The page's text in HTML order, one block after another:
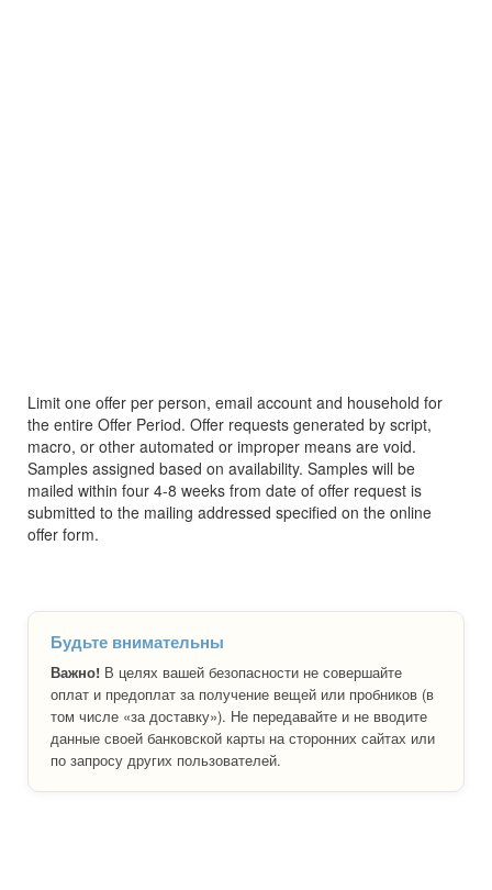
Limit one offer per person, email account and household for
the entire Offer Period. Offer requests generated by script,
macro, or other automated or improper means are void.
Samples assigned based on availability. Samples will be
mailed within four 4-8 weeks from date of offer request is
submitted to the mailing addressed specified on the online
offer form.
Будьте внимательны
Важно! В целях вашей безопасности не совершайте
оплат и предоплат за получение вещей или пробников (в
том числе «за доставку»). Не передавайте и не вводите
данные своей банковской карты на сторонних сайтах или
по запросу других пользователей.